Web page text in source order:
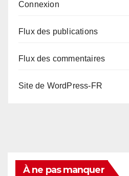
Connexion
Flux des publications
Flux des commentaires
Site de WordPress-FR
À ne pas manquer